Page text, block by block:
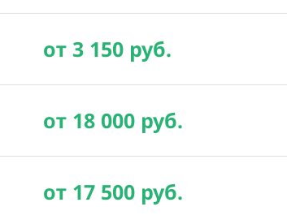
от 3 150 руб.
от 18 000 руб.
от 17 500 руб.